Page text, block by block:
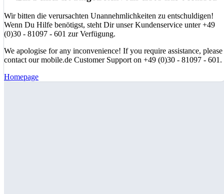
Wir bitten die verursachten Unannehmlichkeiten zu entschuldigen!
Wenn Du Hilfe benötigst, steht Dir unser Kundenservice unter +49
(0)30 - 81097 - 601 zur Verfügung.
We apologise for any inconvenience! If you require assistance, please
contact our mobile.de Customer Support on +49 (0)30 - 81097 - 601.
Homepage